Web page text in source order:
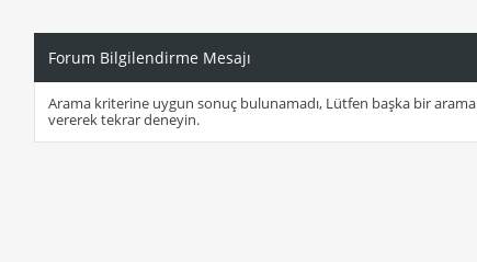
Forum Bilgilendirme Mesajı
Arama kriterine uygun sonuç bulunamadı, Lütfen başka bir
vererek tekrar deneyin.